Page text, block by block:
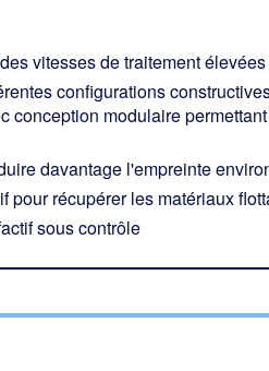
vitesses de traitement
configurations
conception modulaire
davantage l'empreinte
pour récupérer les matériaux
sous contrôle